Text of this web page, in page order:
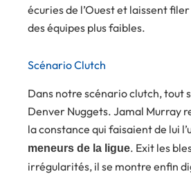
écuries de l’Ouest et laissent
des équipes plus faibles.
Scénario Clutch
Dans notre scénario clutch, tout
Denver Nuggets. Jamal Murray
la constance qui faisaient de lui
meneurs de la ligue. Exit les
irrégularités, il se montre enfin